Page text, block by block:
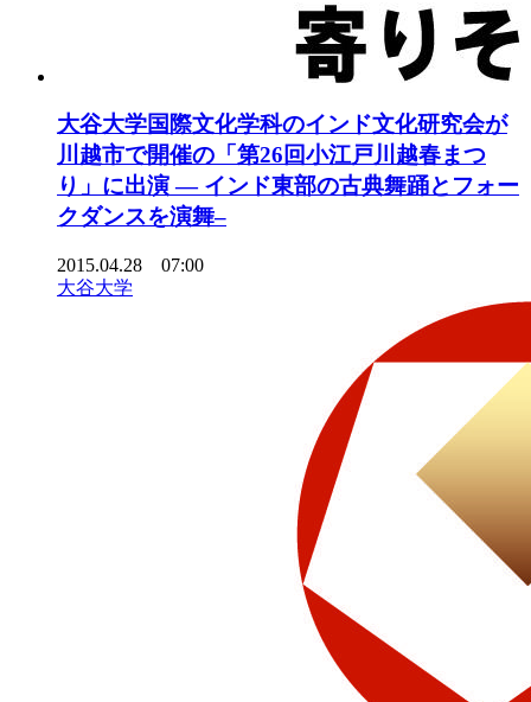
大谷大学国際文化学科のインド文化研究会が
川越市で開催の「第26回小江戸川越春まつ
り」に出演 — インド東部の古典舞踊とフォー
クダンスを演舞–
2015.04.28 07:00
大谷大学